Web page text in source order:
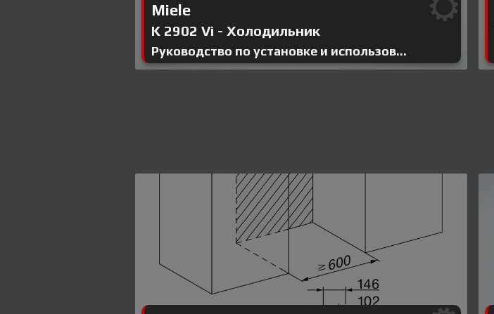
Miele
K 2902 Vi - Холодильник
Руководство по установке и использов...